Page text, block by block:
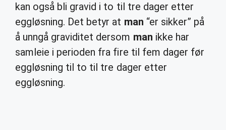
kan også bli gravid i to til tre dager etter
eggløsning. Det betyr at man “er sikker” på
å unngå graviditet dersom man ikke har
samleie i perioden fra fire til fem dager før
eggløsning til to til tre dager etter
eggløsning.